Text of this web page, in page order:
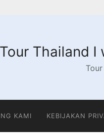
Thailand
KAMI KEBIJAKAN